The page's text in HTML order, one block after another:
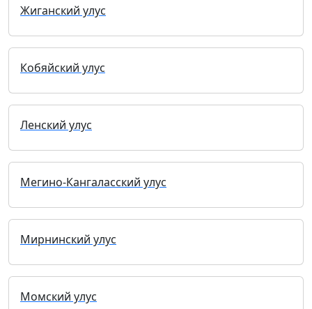
Жиганский улус
Кобяйский улус
Ленский улус
Мегино-Кангаласский улус
Мирнинский улус
Момский улус